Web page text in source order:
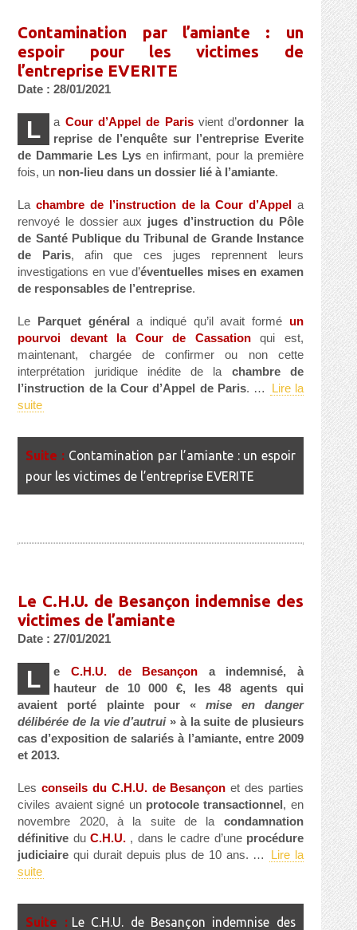
Contamination par l’amiante : un
espoir pour les victimes de
l’entreprise EVERITE
Date : 28/01/2021
L a Cour d’Appel de Parisvient d’ordonner la
reprise de l’enquête sur l’entreprise Everite
de Dammarie Les Lys en infirmant, pour la première
fois, un non-lieu dans un dossier lié à l’amiante.
Lachambre de l’instruction de la Cour d’Appel a
renvoyé le dossier aux juges d’instruction du Pôle
de Santé Publique du Tribunal de Grande Instance
de Paris, afin que ces juges reprennent leurs
investigations en vue d’éventuelles mises en examen
de responsables de l’entreprise.
Le Parquet général a indiqué qu’il avait formé un
pourvoi devant la Cour de Cassationqui est,
maintenant, chargée de confirmer ou non cette
interprétation juridique inédite de la chambre de
l’instruction de la Cour d’Appel de Paris. …
Lire la
suite
Contamination par l’amiante : un espoir
pour les victimes de l’entreprise EVERITE
Le C.H.U. de Besançon indemnise des
victimes de l’amiante
Date : 27/01/2021
L e C.H.U. de Besançon a indemnisé, à
hauteur de 10 000 €, les 48 agents qui
avaient porté plainte pour « mise en danger
délibérée de la vie d’autrui» à la suite de plusieurs
cas d’exposition de salariés à l’amiante, entre 2009
et 2013.
Lesconseils du C.H.U. de Besançon et des parties
civiles avaient signé un protocole transactionnel, en
novembre 2020, à la suite de la condamnation
définitive du C.H.U. , dans le cadre d’une procédure
judiciaire qui durait depuis plus de 10 ans. …
Lire la
suite
Le C.H.U. de Besançon indemnise des